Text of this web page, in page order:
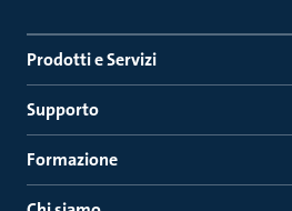
Prodotti e Servizi
Supporto
Formazione